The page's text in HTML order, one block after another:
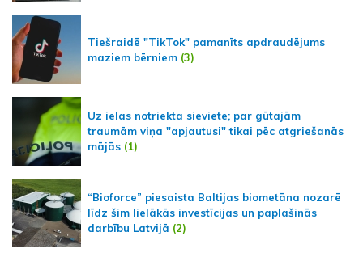
Tiešraidē "TikTok" pamanīts apdraudējums
maziem bērniem (3)
Uz ielas notriekta sieviete; par gūtajām
traumām viņa "apjautusi" tikai pēc atgriešanās
mājās (1)
“Bioforce” piesaista Baltijas biometāna nozarē
līdz šim lielākās investīcijas un paplašinās
darbību Latvijā (2)